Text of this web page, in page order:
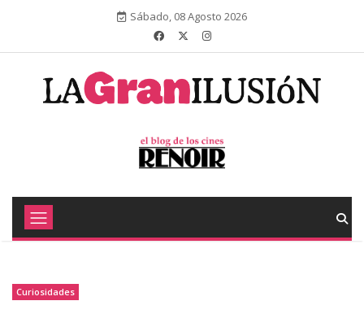
Sábado, 08 Agosto 2026
Curiosidades